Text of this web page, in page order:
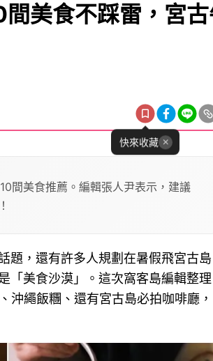
美食不踩雷，宮
快來收藏
間美食推薦。編輯張人尹表示，建議
題，還有許多人規劃在暑假飛宮古島
「美食沙漠」。這次窩客島編輯整理
沖繩飯糰、還有宮古島必拍咖啡廳，